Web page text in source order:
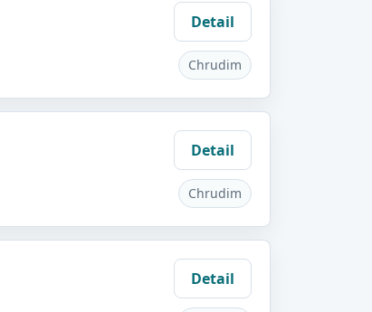
Detail
Chrudim
Detail
Chrudim
Detail